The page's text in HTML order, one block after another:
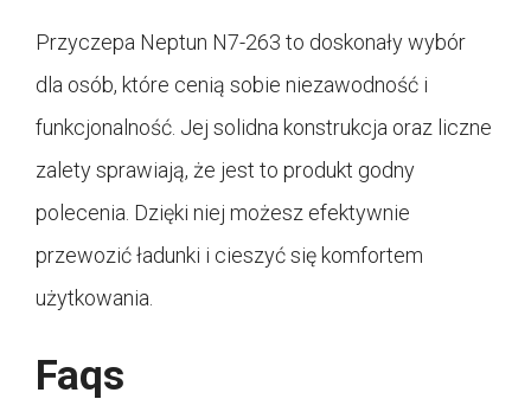
Przyczepa Neptun N7-263 to doskonały wybór
dla osób, które cenią sobie niezawodność i
funkcjonalność. Jej solidna konstrukcja oraz liczne
zalety sprawiają, że jest to produkt godny
polecenia. Dzięki niej możesz efektywnie
przewozić ładunki i cieszyć się komfortem
użytkowania.
Faqs